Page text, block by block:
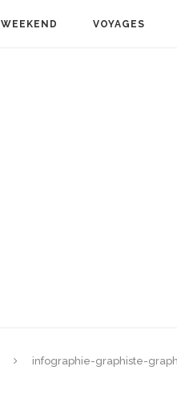
WEEKEND VOYAGES
infographie-graphiste-